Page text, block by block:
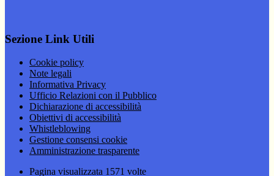
Sezione Link Utili
Cookie policy
Note legali
Informativa Privacy
Ufficio Relazioni con il Pubblico
Dichiarazione di accessibilità
Obiettivi di accessibilità
Whistleblowing
Gestione consensi cookie
Amministrazione trasparente
Pagina visualizzata 1571 volte